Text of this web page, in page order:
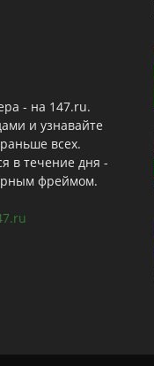
- на 147.ru.
и узнавайте
всех.
в течение дня -
фреймом.